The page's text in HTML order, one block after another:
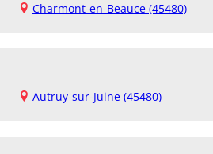
Charmont-en-Beauce (45480)
Autruy-sur-Juine (45480)